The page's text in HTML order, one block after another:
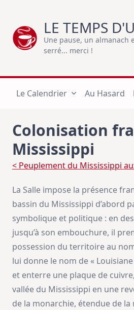
content
LE TEMPS
Une pause, un almanach
serré... merci !
Le Calendrier Au Hasard
Colonisation
Mississippi
< Peuplement du Mississippi
La Salle impose la présence
bassin du Mississippi d’abord
symbolique et politique : en
jusqu’à son embouchure, il
possession du territoire au
lui donne le nom de «
et enterre une plaque de
vallée du Mississippi en une
de la monarchie, étendue de